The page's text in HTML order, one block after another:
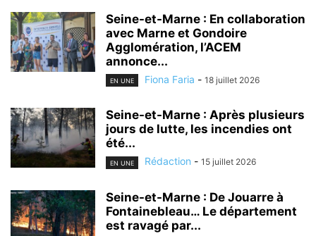
Seine-et-Marne : En collaboration
avec Marne et Gondoire
Agglomération, l’ACEM
annonce...
EN UNE Fiona Faria - 18 juillet 2026
Seine-et-Marne : Après plusieurs
jours de lutte, les incendies ont
été...
EN UNE Rédaction - 15 juillet 2026
Seine-et-Marne : De Jouarre à
Fontainebleau… Le département
est ravagé par...